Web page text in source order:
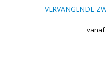
VERVANGENDE
vanaf